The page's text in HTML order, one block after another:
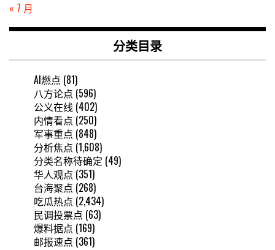
« 7 月
分类目录
AI燃点 (81)
八方论点 (596)
公义在线 (402)
内情看点 (250)
军事重点 (848)
分析焦点 (1,608)
分类名称待确定 (49)
华人观点 (351)
台海聚点 (268)
吃瓜热点 (2,434)
民调投票点 (63)
爆料据点 (169)
邮报速点 (361)